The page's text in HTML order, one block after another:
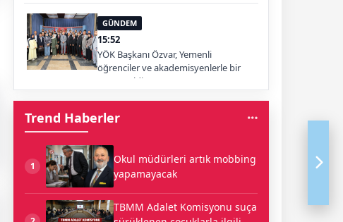
GÜNDEM
15:52
YÖK Başkanı Özvar, Yemenli
öğrenciler ve akademisyenlerle bir
araya geldi
Trend Haberler
1
Okul müdürleri artık mobbing
yapamayacak
TBMM Adalet Komisyonu suça